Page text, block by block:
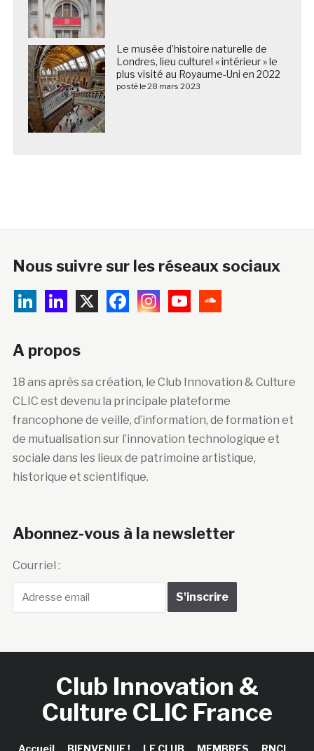
Le musée d’histoire naturelle de
Londres, lieu culturel « intérieur » le
plus visité au Royaume-Uni en 2022
posté le 28 mars 2023
Nous suivre sur les réseaux sociaux
A propos
18 ans après sa création, le Club Innovation & Culture
CLIC est devenu la principale plateforme
francophone de veille, d’information, de formation et
de mutualisation sur l’innovation technologique et
sociale dans les lieux de patrimoine artistique,
historique et scientifique.
Abonnez-vous à la newsletter
Courriel :
Club Innovation &
Culture CLIC France
Accueil BIENVENUE ! LE CLUB MEMBRES RNCI